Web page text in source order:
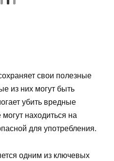
свои полезные
из них могут быть
убить вредные
находиться на
для употребления.
одним из ключевых